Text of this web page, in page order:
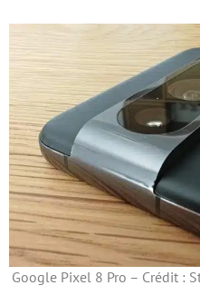
Google Pixel 8 Pro – Crédit :